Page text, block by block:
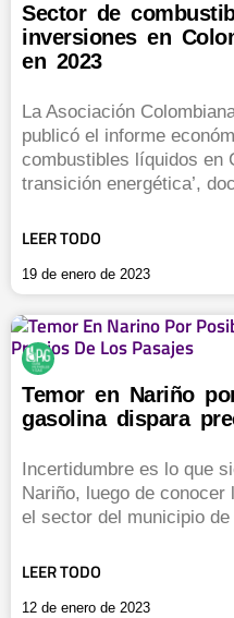
Sector de
inversiones en
en 2023
La Asociación
publicó el informe
combustibles líquidos en
transición energética’,
LEER TODO
19 de enero de 2023
Temor en Nariño
gasolina dispara
Incertidumbre es lo que
Nariño, luego de
el sector del municipio
LEER TODO
12 de enero de 2023